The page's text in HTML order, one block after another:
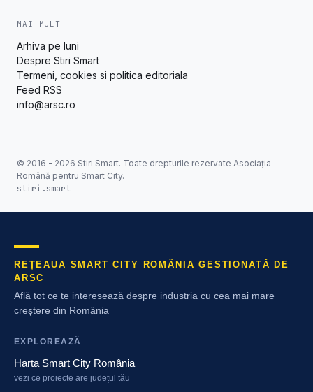
MAI MULT
Arhiva pe luni
Despre Stiri Smart
Termeni, cookies si politica editoriala
Feed RSS
info@arsc.ro
© 2016 - 2026 Stiri Smart. Toate drepturile rezervate Asociația
Română pentru Smart City.
stiri.smart
REȚEAUA SMART CITY ROMÂNIA GESTIONATĂ DE
ARSC
Află tot ce te interesează despre industria cu cea mai mare
creștere din România
EXPLOREAZĂ
Harta Smart City România
vezi ce proiecte are județul tău